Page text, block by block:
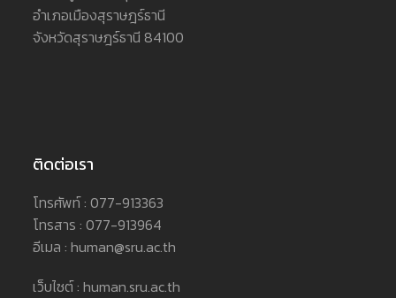
อำเภอเมืองสุราษฎร์ธานี
จังหวัดสุราษฎร์ธานี 84100
ติดต่อเรา
โทรศัพท์ : 077-913363
โทรสาร : 077-913964
อีเมล : human@sru.ac.th
เว็บไซต์ : human.sru.ac.th